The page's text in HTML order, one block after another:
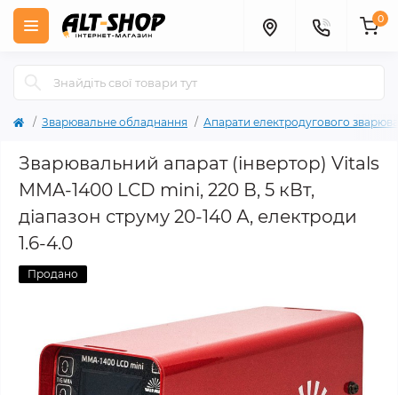
0
Зварювальне обладнання Апарати електродугового
Зварювальний апарат (інвертор) Vitals
MMA-1400 LCD mini, 220 В, 5 кВт,
діапазон струму 20-140 А, електроди
1.6-4.0
Продано